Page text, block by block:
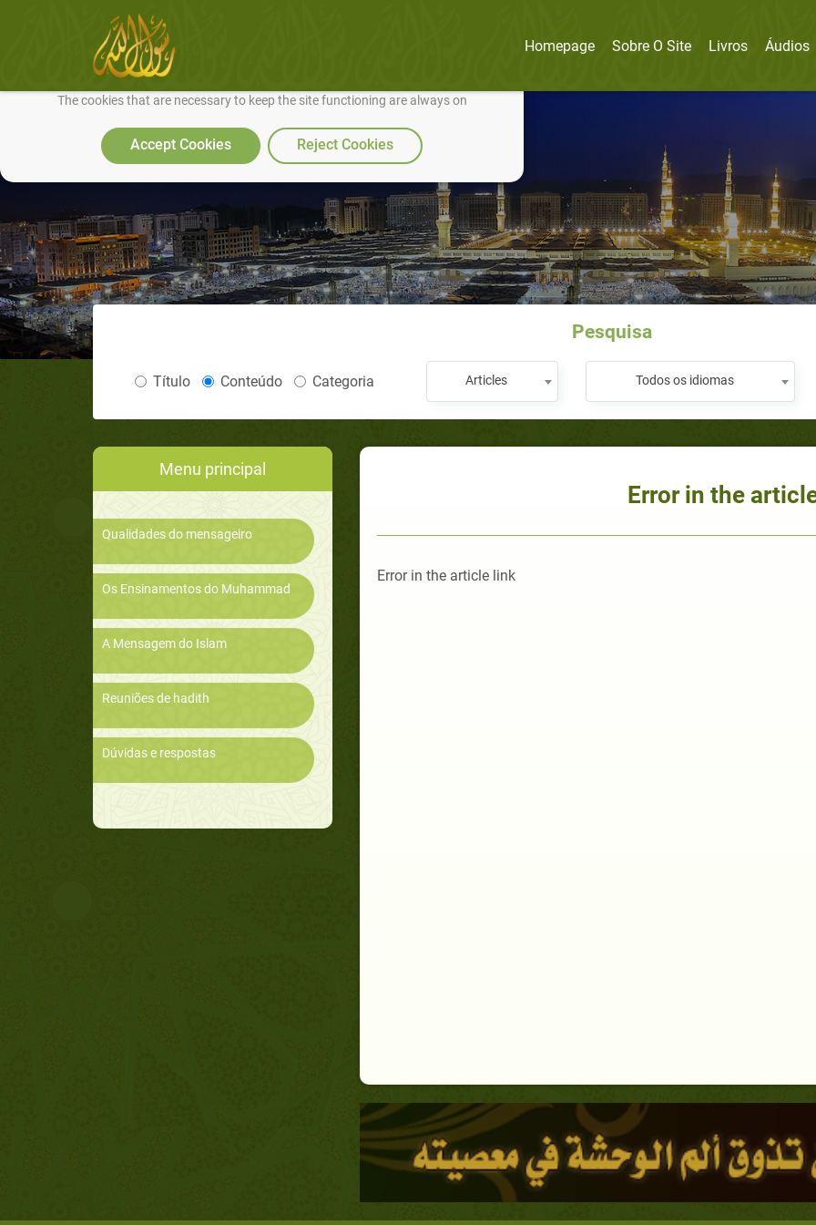
We use cookies to make our site work well for you and so we can continually improve it.
The cookies that are necessary to keep the site functioning are always on
Accept Cookies Reject Cookies
Homepage Sobre O Site Livros Áudios
Pesquisa
Título Conteúdo Categoria Articles Todos os idiomas
Menu principal
Qualidades do mensageiro
Os Ensinamentos do Muhammad
A Mensagem do Islam
Reuniões de hadith
Dúvidas e respostas
Error in the
Error in the article link